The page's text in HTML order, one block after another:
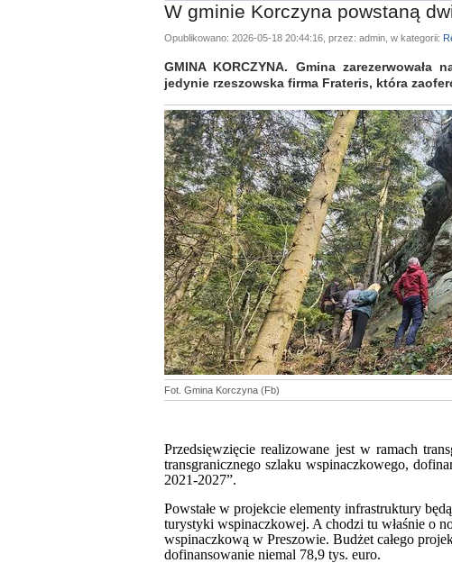
W gminie Korczyna powstaną
Opublikowano: 2026-05-18 20:44:16, przez: admin, w kategorii:
GMINA KORCZYNA. Gmina
jedynie rzeszowska firma Frateris, która
Fot. Gmina Korczyna (Fb)
Przedsięwzięcie realizowane jest w ramach
transgranicznego szlaku wspinaczkowego,
2021-2027”.
Powstałe w projekcie elementy infrastruktury
turystyki wspinaczkowej. A chodzi tu właśnie o
wspinaczkową w Preszowie. Budżet całego
dofinansowanie niemal 78,9 tys. euro.